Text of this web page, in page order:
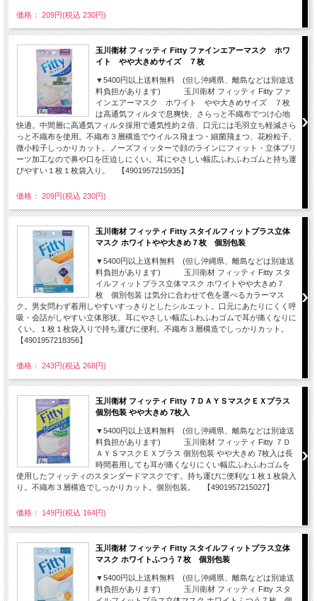
価格： 209円(税込 230円)
玉川衛材 フィッティ Fitty ファインエアーマスク ホワ
イト やや大きめサイズ ７枚
▼5400円以上送料無料 (但し沖縄県、離島などは別途送
料負担があります) 玉川衛材 フィッティ Fitty ファ
インエアーマスク ホワイト やや大きめサイズ ７枚
は高通気フィルタで息爽快、さらっと不織布でつけ心地
快適。中間層に高通気フィルタ採用で通気性約２倍、口元には毛羽立ち軽減さら
っと不織布を使用。不織布３層構造でウイルス飛まつ・細菌飛まつ、花粉粒子、
微小粒子しっかりカット。ノーズフィッターで顔のラインにフィット・立体プリ
ーツ加工なので鼻や口を圧迫しにくい。耳にやさしい幅広ふわふわゴムと持ち運
びやすい１枚１枚袋入り。 【4901957215935】
価格： 209円(税込 230円)
玉川衛材 フィッティ Fitty スタイルフィットプラス立体
マスク ホワイトやや大きめ７枚 個別包装
▼5400円以上送料無料 (但し沖縄県、離島などは別途送
料負担があります) 玉川衛材 フィッティ Fitty スタ
イルフィットプラス立体マスク ホワイトやや大きめ７
枚 個別包装 は気分に合わせて色を選べるカラーマス
ク。男女問わず着用しやすいすっきりとしたシルエット。口元にあたりにくく呼
吸・会話がしやすい立体形状。耳にやさしい幅広ふわふわゴムで耳が痛くなりに
くい。１枚１枚袋入りで持ち運びに便利。不織布３層構造でしっかりカット。
【4901957218356】
価格： 243円(税込 268円)
玉川衛材 フィッティ Fitty ７ＤＡＹＳマスクＥＸプラス
個別包装 やや大きめ 7枚入
▼5400円以上送料無料 (但し沖縄県、離島などは別途送
料負担があります) 玉川衛材 フィッティ Fitty ７Ｄ
ＡＹＳマスクＥＸプラス 個別包装 やや大きめ 7枚入は長
時間着用しても耳が痛くなりにくい幅広ふわふわゴムを
使用したフィッティのスタンダードマスクです。持ち運びに便利な１枚１枚袋入
り。不織布３層構造でしっかりカット。個別包装。 【4901957215027】
価格： 149円(税込 164円)
玉川衛材 フィッティ Fitty スタイルフィットプラス立体
マスク ホワイトふつう７枚 個別包装
▼5400円以上送料無料 (但し沖縄県、離島などは別途送
料負担があります) 玉川衛材 フィッティ Fitty スタ